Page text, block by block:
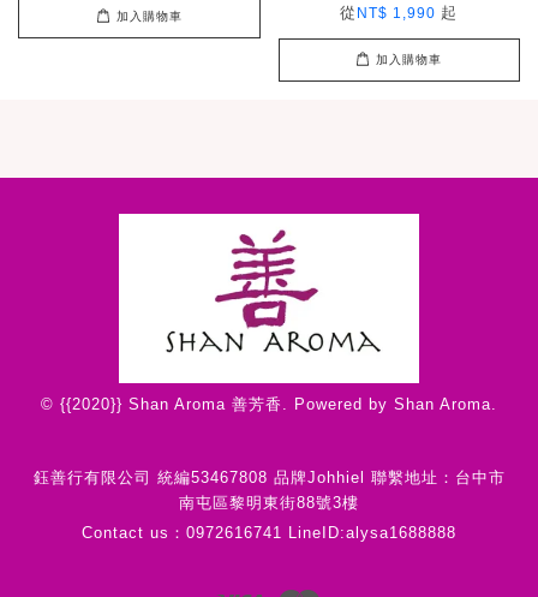
加入購物車
從 NT$ 1,990 起
加入購物車
© {{2020}} Shan Aroma 善芳香. Powered by Shan Aroma.
鈺善行有限公司 統編53467808 品牌Johhiel 聯繫地址：台中市
南屯區黎明東街88號3樓
Contact us：0972616741 LineID:alysa1688888